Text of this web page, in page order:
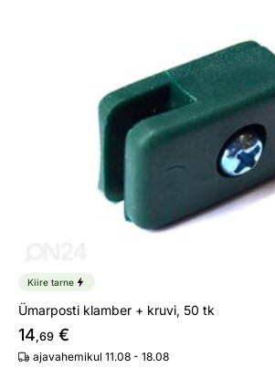
Kiire tarne
Ümarposti klamber + kruvi, 50 tk
14,69 €
ajavahemikul 11.08 - 18.08